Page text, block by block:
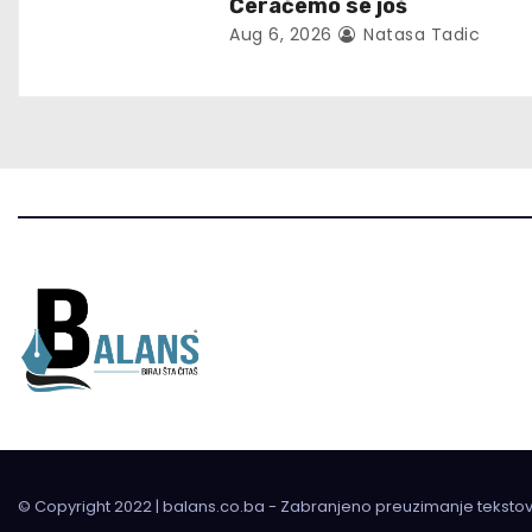
n
Ćeraćemo se još
Aug 6, 2026 Natasa Tadic
© Copyright 2022 | balans.co.ba - Zabranjeno preuzimanje